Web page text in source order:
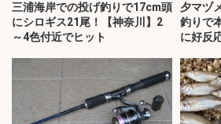
三浦海岸での投げ釣りで17cm頭
にシロギス21尾！【神奈川】2
～4色付近でヒット
夕マヅ
釣りで
に好反